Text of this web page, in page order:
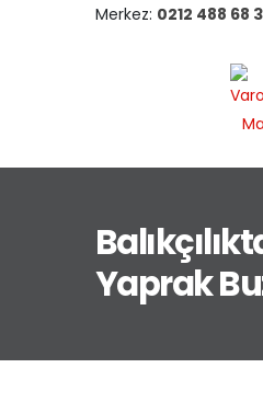
Merkez: 0212 488 68
Yaprak